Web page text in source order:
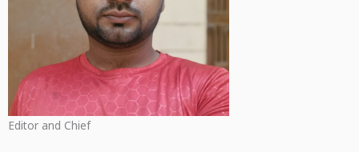
Editor and Chief